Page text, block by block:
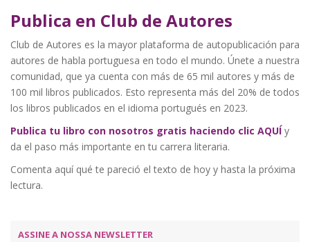
Publica en Club de Autores
Club de Autores es la mayor plataforma de autopublicación para
autores de habla portuguesa en todo el mundo. Únete a nuestra
comunidad, que ya cuenta con más de 65 mil autores y más de
100 mil libros publicados. Esto representa más del 20% de todos
los libros publicados en el idioma portugués en 2023.
Publica tu libro con nosotros gratis haciendo clic AQUÍy
da el paso más importante en tu carrera literaria.
Comenta aquí qué te pareció el texto de hoy y hasta la próxima
lectura.
ASSINE A NOSSA NEWSLETTER